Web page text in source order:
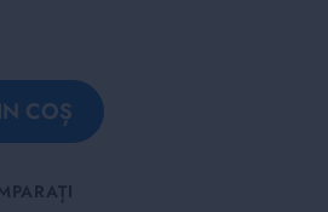
COȘ